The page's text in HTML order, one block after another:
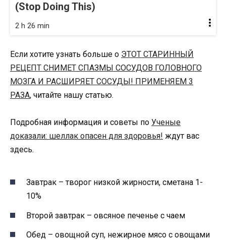
(Stop Doing This)
2 h 26 min
Если хотите узнать больше о ЭТОТ СТАРИННЫЙ
РЕЦЕПТ СНИМЕТ СПАЗМЫ СОСУДОВ ГОЛОВНОГО
МОЗГА И РАСШИРЯЕТ СОСУДЫ! ПРИМЕНЯЕМ 3
РАЗА, читайте нашу статью.
Подробная информация и советы по Ученые
доказали: шеллак опасен для здоровья! ждут вас
здесь.
Завтрак – творог низкой жирности, сметана 1-
10%
Второй завтрак – овсяное печенье с чаем
Обед – овощной суп, нежирное мясо с овощами